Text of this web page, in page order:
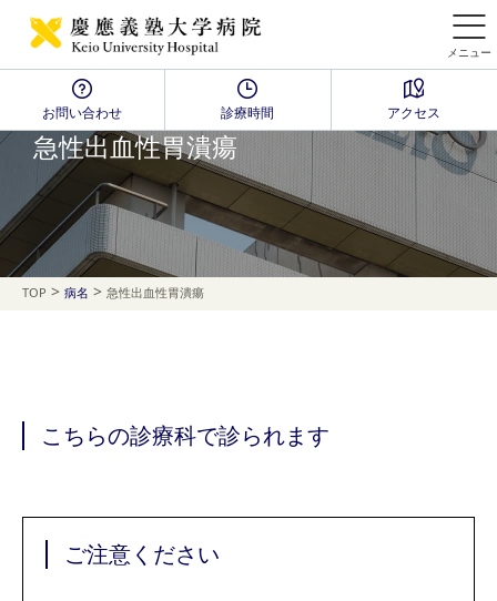
メニュー
お問い合わせ 診療時間 アクセス
Disease Name Search
急性出血性胃潰瘍
TOP > 病名 > 急性出血性胃潰瘍
こちらの診療科で診られます
ご注意ください